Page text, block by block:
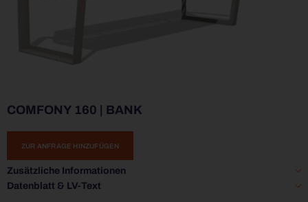
COMFONY 160 | BANK
ZUR ANFRAGE HINZUFÜGEN
Zusätzliche Informationen
Datenblatt & LV-Text